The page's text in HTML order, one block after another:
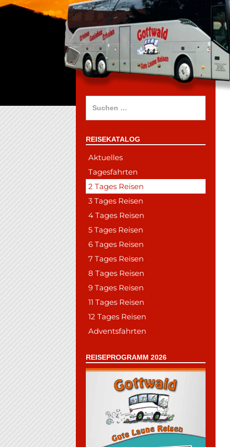
REISEKATALOG
Aktuelles
Tagesfahrten
2 Tages Reisen
3 Tages Reisen
4 Tages Reisen
5 Tages Reisen
6 Tages Reisen
7 Tages Reisen
8 Tages Reisen
9 Tages Reisen
11 Tages Reisen
12 Tages Reisen
Adventsfahrten
REISEPROGRAMM 2026